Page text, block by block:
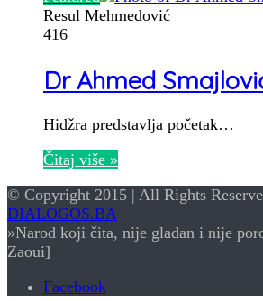
Resul Mehmedović
416
Dr Ahmed
Hidžra predstavlja početak…
Čitaj više »
© Copyright 2015 | All Rights
DIALOGOS.BA
»Narod koji čita, nije gladan i nije
Zaoui]
Facebook